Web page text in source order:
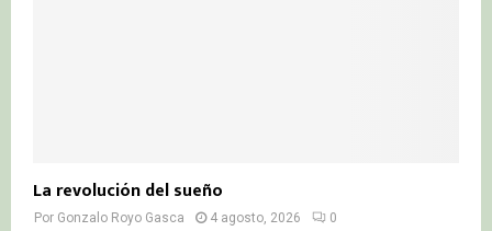
La revolución del sueño
Por Gonzalo Royo Gasca 4 agosto, 2026 0